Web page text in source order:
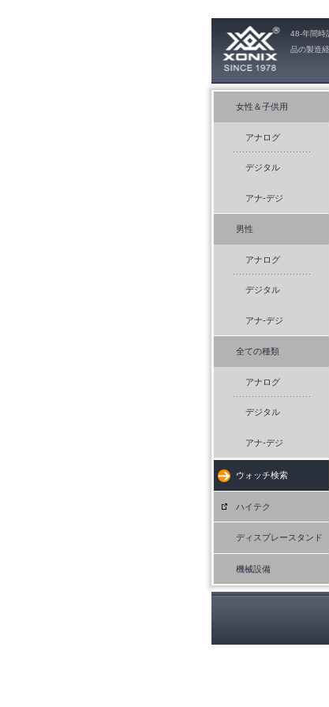
48-年間時
品の製造
女性＆子供用
アナログ
デジタル
アナ-デジ
男性
アナログ
デジタル
アナ-デジ
全ての種類
アナログ
デジタル
アナ-デジ
ウォッチ検索
ハイテク
ディスプレースタンド
機械設備